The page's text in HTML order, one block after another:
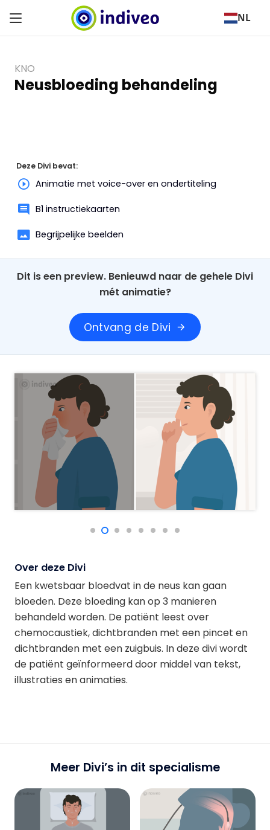
NL
KNO
Neusbloeding behandeling
Deze Divi bevat:
Animatie met voice-over en ondertiteling
B1 instructiekaarten
Begrijpelijke beelden
Dit is een preview. Benieuwd naar de gehele Divi
mét animatie?
Ontvang de Divi arrow_forward
Over deze Divi
Een kwetsbaar bloedvat in de neus kan gaan
bloeden. Deze bloeding kan op 3 manieren
behandeld worden. De patiënt leest over
chemocaustiek, dichtbranden met een pincet en
dichtbranden met een zuigbuis. In deze divi wordt
de patiënt geïnformeerd door middel van tekst,
illustraties en animaties.
Meer Divi’s in dit specialisme